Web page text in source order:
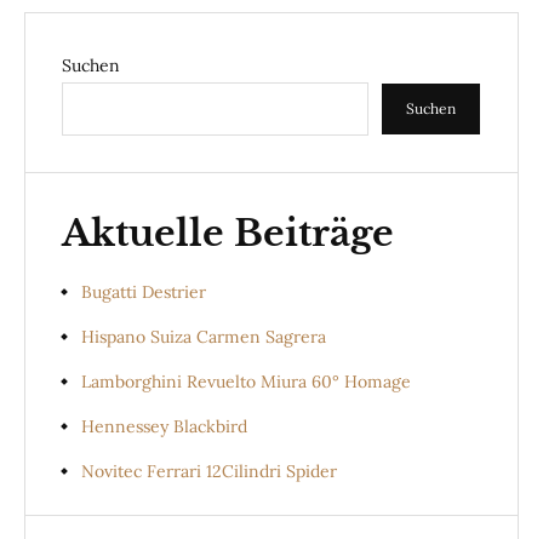
Suchen
Suchen
Aktuelle Beiträge
Bugatti Destrier
Hispano Suiza Carmen Sagrera
Lamborghini Revuelto Miura 60° Homage
Hennessey Blackbird
Novitec Ferrari 12Cilindri Spider